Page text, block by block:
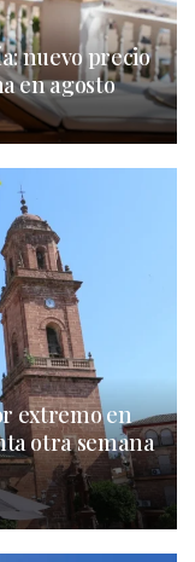
nuevo precio
en agosto
extremo en
otra semana